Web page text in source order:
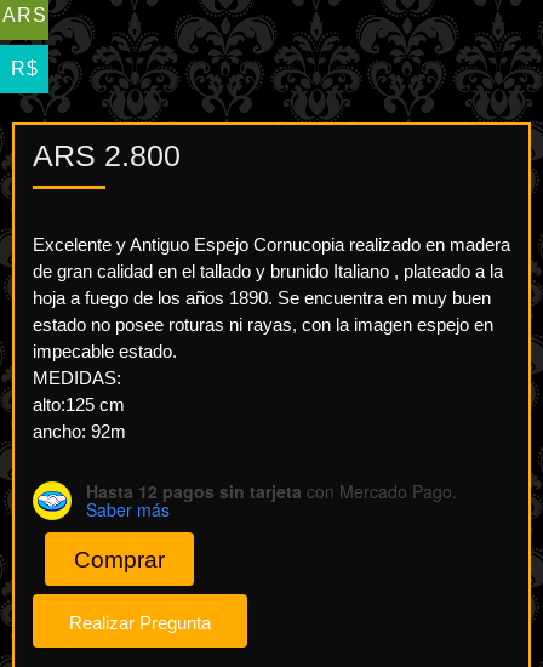
ARS 2.800
Excelente y Antiguo Espejo Cornucopia realizado en madera
de gran calidad en el tallado y brunido Italiano , plateado a la
hoja a fuego de los años 1890. Se encuentra en muy buen
estado no posee roturas ni rayas, con la imagen espejo en
impecable estado.
MEDIDAS:
alto:125 cm
ancho: 92m
Hasta 12 pagos sin tarjeta con Mercado Pago.
Saber más
Comprar
ARS
R$